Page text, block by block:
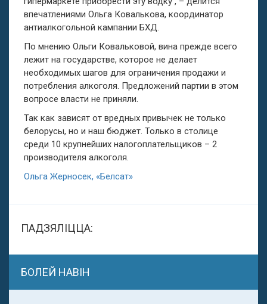
впечатлениями Ольга Ковалькова, координатор
антиалкогольной кампании БХД.
По мнению Ольги Ковальковой, вина прежде всего
лежит на государстве, которое не делает
необходимых шагов для ограничения продажи и
потребления алкоголя. Предложений партии в этом
вопросе власти не приняли.
Так как зависят от вредных привычек не только
белорусы, но и наш бюджет. Только в столице
среди 10 крупнейших налогоплательщиков – 2
производителя алкоголя.
Ольга Жерносек, «Белсат»
ПАДЗЯЛІЦЦА:
БОЛЕЙ НАВІН